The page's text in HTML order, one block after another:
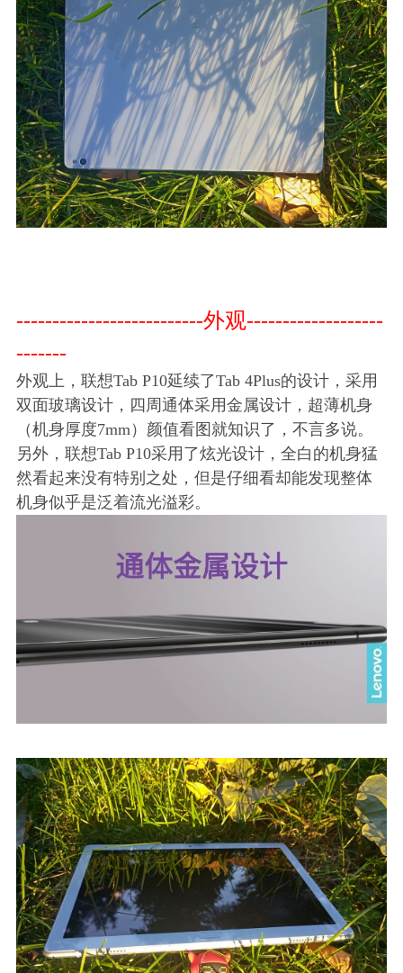
--------------------------外观-------------------
-------
外观上，联想Tab P10延续了Tab 4Plus的设计，采用
双面玻璃设计，四周通体采用金属设计，超薄机身
（机身厚度7mm）颜值看图就知识了，不言多说。
另外，联想Tab P10采用了炫光设计，全白的机身猛
然看起来没有特别之处，但是仔细看却能发现整体
机身似乎是泛着流光溢彩。